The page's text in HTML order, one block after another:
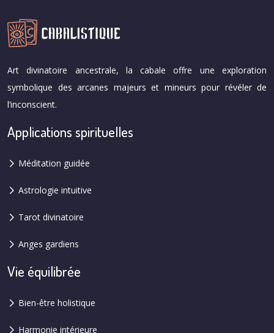
Art divinatoire ancestrale, la cabale offre une exploration
symbolique des arcanes majeurs et mineurs pour révéler de
l’inconscient.
Applications spirituelles
Méditation guidée
Astrologie intuitive
Tarot divinatoire
Anges gardiens
Vie équilibrée
Bien-être holistique
Harmonie intérieure